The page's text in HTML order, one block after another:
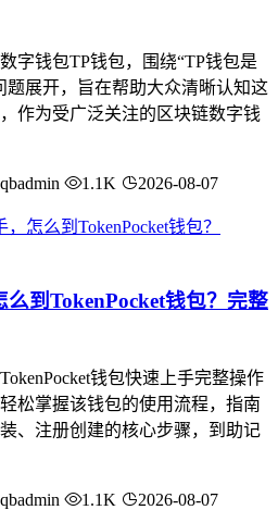
字钱包TP钱包，围绕“TP钱包是
题展开，旨在帮助大众清晰认知这
作为受广泛关注的区块链数字钱
qbadmin 1.1K 2026-08-07
到TokenPocket钱包？完整
钱包快速上手完整操作
松掌握该钱包的使用流程，指南
、注册创建的核心步骤，到助记
qbadmin 1.1K 2026-08-07